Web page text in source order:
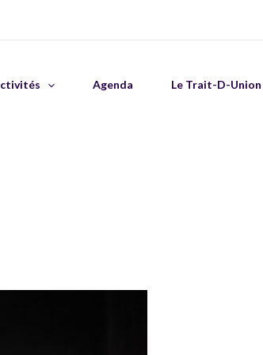
Agenda Le Trait-D-Union